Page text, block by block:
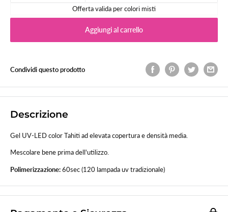
Offerta valida per colori misti
Aggiungi al carrello
Condividi questo prodotto
Descrizione
Gel UV-LED color Tahiti ad elevata copertura e densità media.
Mescolare bene prima dell'utilizzo.
Polimerizzazione:60sec (120 lampada uv tradizionale)